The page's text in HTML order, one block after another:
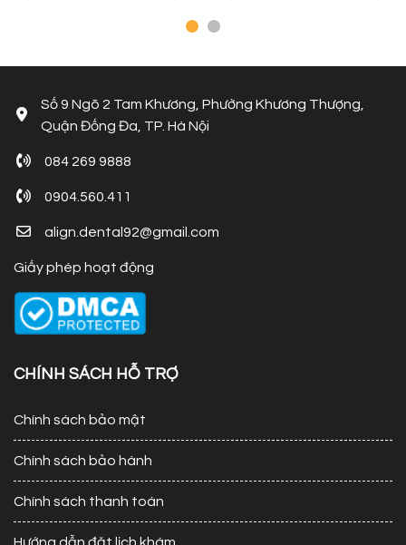
Số 9 Ngõ 2 Tam Khương, Phường Khương Thượng,
Quận Đống Đa, TP. Hà Nội
084 269 9888
0904.560.411
align.dental92@gmail.com
Giấy phép hoạt động
CHÍNH SÁCH HỖ TRỢ
Chính sách bảo mật
Chính sách bảo hành
Chính sách thanh toán
Hướng dẫn đặt lịch khám